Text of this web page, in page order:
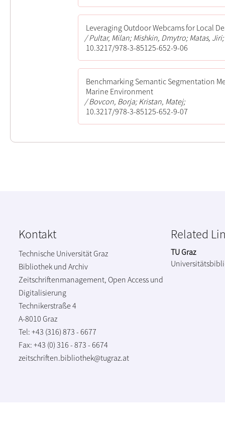
Leveraging Outdoor Webcams for Local
Pultar, Milan; Mishkin, Dmytro; Matas, Jiri;
10.3217/978-3-85125-652-9-06
Benchmarking Semantic Segmentation
Marine Environment
Bovcon, Borja; Kristan, Matej;
10.3217/978-3-85125-652-9-07
Kontakt
Technische Universität Graz
Bibliothek und Archiv
Zeitschriftenmanagement, Open Access und
Digitalisierung
Technikerstraße 4
A-8010 Graz
Tel: +43 (316) 873 - 6677
Fax: +43 (0) 316 - 873 - 6674
zeitschriften.bibliothek@tugraz.at
Related
TU Graz